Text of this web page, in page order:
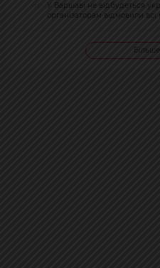
У Варшаві не відбудеться
організаторам відмовили